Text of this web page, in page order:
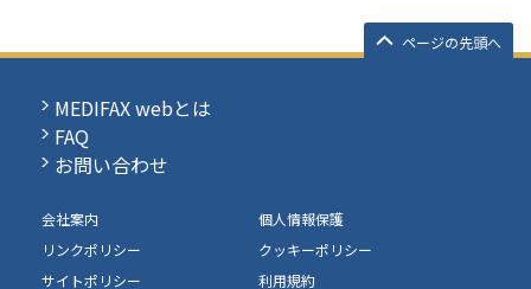
ページの先頭へ
MEDIFAX webとは
FAQ
お問い合わせ
会社案内
個人情報保護
リンクポリシー
クッキーポリシー
サイトポリシー
利用規約